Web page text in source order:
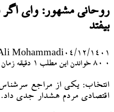
روحانی مشهور: وای اگر
بیفتد
Mohammadi ۰۴/۱۲/۱۴۰۱
۰
خواندن این مطلب 1 دقیقه زمان میبرد
انتخاب: یکی از مراجع
اقتصادی مردم هشدار جدی داد.